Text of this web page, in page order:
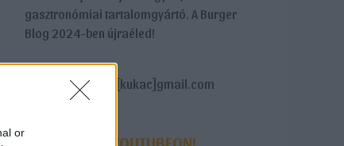
or
gasztronómiai tartalomgyártó. A Burger
Blog 2024-ben újraéled!
Email: jancsajani[kukac]gmail.com